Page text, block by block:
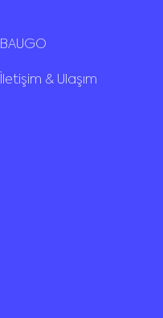
BAUGO
İletişim & Ulaşım